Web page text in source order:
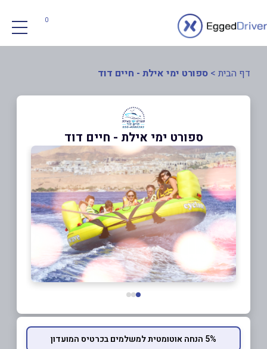
0
דף הבית > ספורט ימי אילת - חיים דוד
ספורט ימי אילת - חיים דוד
5% הנחה אוטומטית למשלמים בכרטיס המועדון